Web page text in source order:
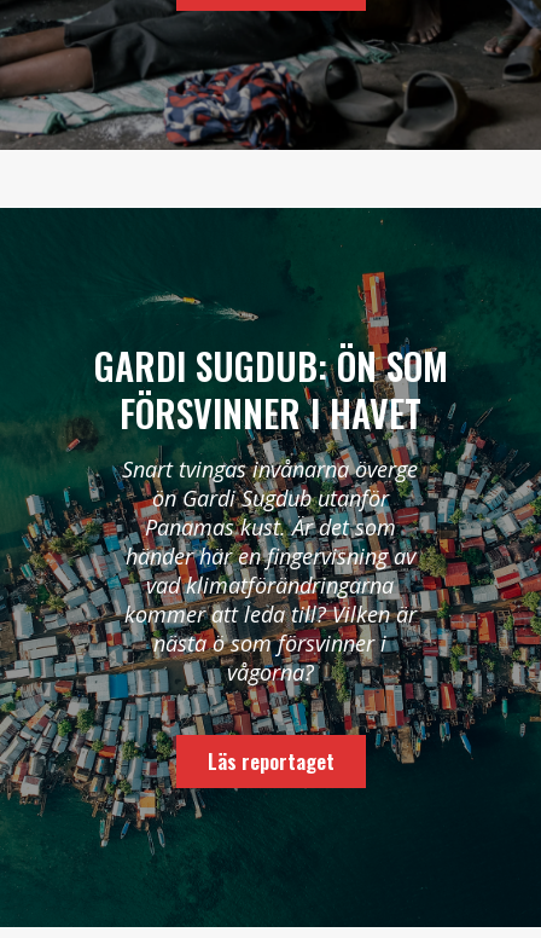
GARDI SUGDUB: ÖN SOM
FÖRSVINNER I HAVET
Snart tvingas invånarna överge
ön Gardi Sugdub utanför
Panamas kust. Är det som
händer här en fingervisning av
vad klimatförändringarna
kommer att leda till? Vilken är
nästa ö som försvinner i
vågorna?
Läs reportaget